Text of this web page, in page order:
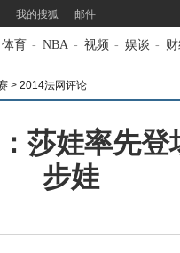
我的搜狐 邮件
体育 - NBA - 视频 - 娱谈 -
> 2014法网评论
莎娃率先登
步娃